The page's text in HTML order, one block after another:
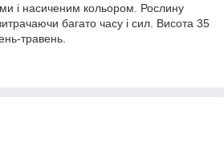
і насиченим кольором. Рослину
багато часу і сил. Висота 35
травень.